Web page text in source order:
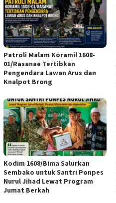
Patroli Malam Koramil 1608-
01/Rasanae Tertibkan
Pengendara Lawan Arus dan
Knalpot Brong
Kodim 1608/Bima Salurkan
Sembako untuk Santri Ponpes
Nurul Jihad Lewat Program
Jumat Berkah